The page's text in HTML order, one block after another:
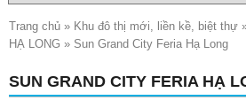
Trang chủ » Khu đô thị mới, liền kề, biệt thự
HẠ LONG » Sun Grand City Feria Hạ Long
SUN GRAND CITY FERIA HẠ